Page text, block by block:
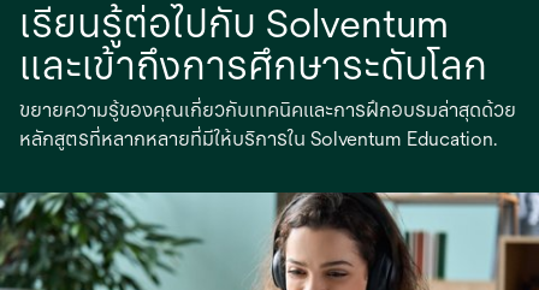
เรียนรู้ต่อไปกับ Solventum
และเข้าถึงการศึกษาระดับโลก
ขยายความรู้ของคุณเกี่ยวกับเทคนิคและการฝึกอบรมล่าสุดด้วย
หลักสูตรที่หลากหลายที่มีให้บริการใน Solventum Education.